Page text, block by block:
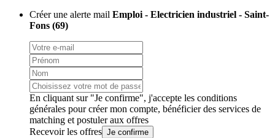
Créer une alerte mail Emploi - Electricien industriel - Saint-
Fons (69)
En cliquant sur "Je confirme", j'accepte les conditions
générales pour créer mon compte, bénéficier des services de
matching et postuler aux offres
Recevoir les offres Je confirme